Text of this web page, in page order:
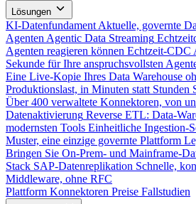
Lösungen
KI-Datenfundament Aktuelle, governte
Agenten Agentic Data Streaming
Agenten reagieren können Echtzeit-CDC
Sekunde für Ihre anspruchsvollsten
Eine Live-Kopie Ihres Data Warehouse
Produktionslast, in Minuten statt Stunden
Über 400 verwaltete Konnektoren, von
Datenaktivierung Reverse ETL: Data-
modernsten Tools Einheitliche Ingestion-
Muster, eine einzige governte Plattform
Bringen Sie On-Prem- und Mainframe-
Stack SAP-Datenreplikation Schnelle,
Middleware, ohne RFC
Plattform Konnektoren Preise Fallstudien